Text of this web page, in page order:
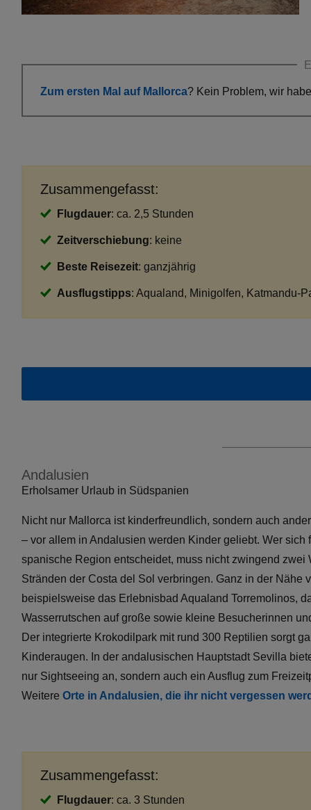
Zum ersten Mal auf Mallorca? Kein Problem, wir
Zusammengefasst:
Flugdauer: ca. 2,5 Stunden
Zeitverschiebung: keine
Beste Reisezeit: ganzjährig
Ausflugstipps: Aqualand, Minigolfen, Katmandu-
Andalusien
Erholsamer Urlaub in Südspanien
Nicht nur Mallorca ist kinderfreundlich, sondern auch
– vor allem in Andalusien werden Kinder geliebt. Wer sich
spanische Region entscheidet, muss nicht zwingend zwei
Stränden der Costa del Sol verbringen. Ganz in der Nähe
beispielsweise das Erlebnisbad Aqualand Torremolinos,
Wasserrutschen auf große sowie kleine Besucherinnen
Der integrierte Krokodilpark mit rund 300 Reptilien sorgt
Kinderaugen. In der andalusischen Hauptstadt Sevilla
nur Sightseeing an, sondern auch ein Ausflug zum
Weitere Orte in Andalusien, die ihr nicht vergessen
Zusammengefasst:
Flugdauer: ca. 3 Stunden